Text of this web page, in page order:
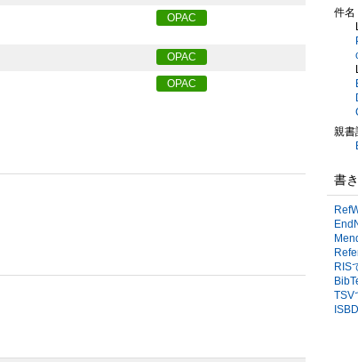
OPAC
OPAC
OPAC
件名
親書
書
RIS
TSV